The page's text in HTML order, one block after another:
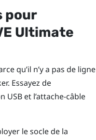
pour
Ultimate
qu’il n’y a pas de ligne
Essayez de
et l’attache-câble
le socle de la